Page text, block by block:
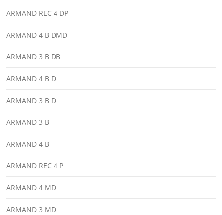
ARMAND REC 4 DP
ARMAND 4 B DMD
ARMAND 3 B DB
ARMAND 4 B D
ARMAND 3 B D
ARMAND 3 B
ARMAND 4 B
ARMAND REC 4 P
ARMAND 4 MD
ARMAND 3 MD